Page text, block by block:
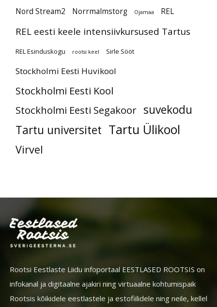
Nord Stream2 Norrmalmstorg Ojamaa REL
REL eesti keele intensiivkursused Tartus
REL Esinduskogu rootsi keel Sirle Sööt
Stockholmi Eesti Huvikool
Stockholmi Eesti Kool
Stockholmi Eesti Segakoor suvekodu
Tartu universitet Tartu Ülikool
Virvel
Rootsi Eestlaste Liidu infoportaal EESTLASED ROOTSIS on
infokanal ja digitaalne ajakiri ning virtuaalne kohtumispaik
Rootsis kõikidele eestlastele ja estofiilidele ning neile, kellel